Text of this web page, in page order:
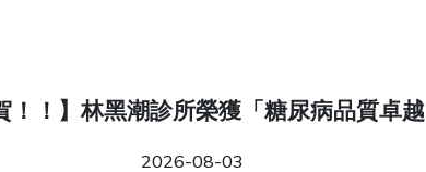
！！】林黑潮診所榮獲「糖尿病品質卓越
2026-08-03